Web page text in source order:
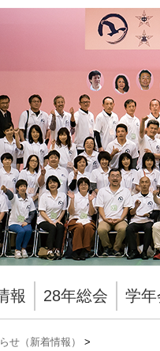
報 28年総会 学年
せ（新着情報） >